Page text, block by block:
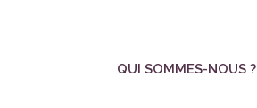
QUI SOMMES-NOUS ?